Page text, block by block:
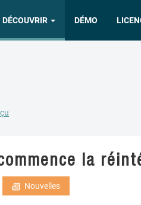
DÉCOUVRIR DÉMO
la
Nouvelles